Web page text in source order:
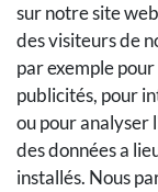
Méthodes et
Droit de
Retours
Se rétracter du
Panier d'achat
A la caisse
sur notre site
des visiteurs de
par exemple
publicités, pour
ou pour analyser
des données a
installés. Nous